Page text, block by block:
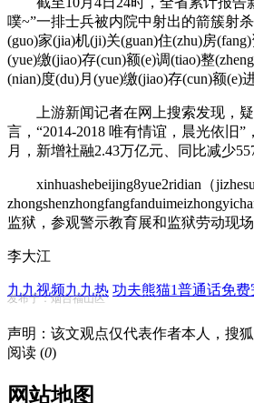
噗~”一排士兵被内院中射出的箭簇射
(guo)家(jia)机(ji)关(guan)住(zhu)房
(yue)缴(jiao)存(cun)额(e)调(tiao)整
(nian)度(du)月(yue)缴(jiao)存(cun)额(e)
上游新闻记者在网上搜索发现，疑
言，“2014-2018 唯有情谊，晨光依
月，新增社融2.43万亿元、同比减少
xinhuashebeijing8yue2ridian（
监狱，参观警示教育展和监狱劳动现
李大江
九九视频九九热 功夫熊猫1普通话免费
发布于：烟台福山区
声明：该文观点仅代表作者本人，搜
阅读 (0)
网站地图